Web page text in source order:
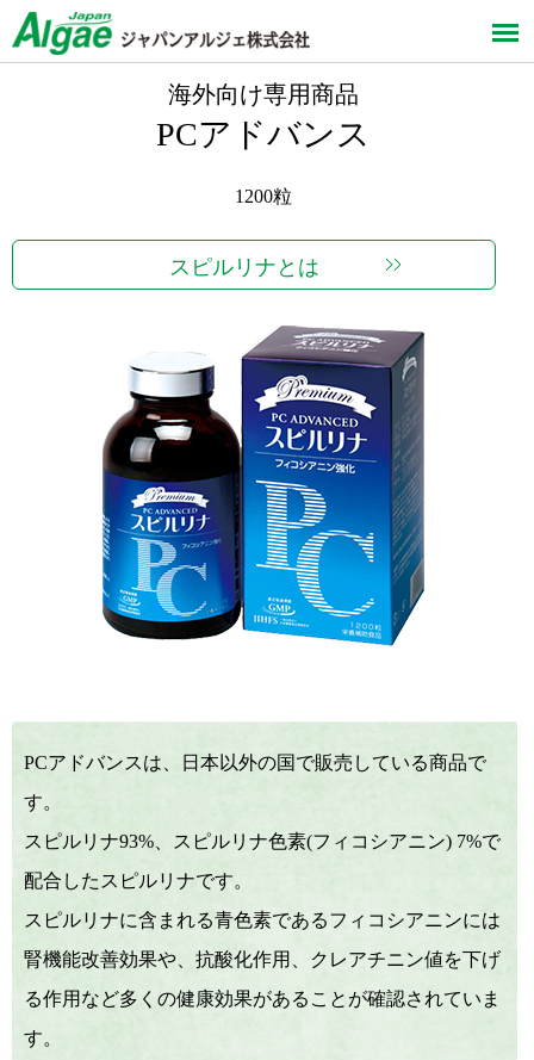
海外向け専用商品
PCアドバンス
1200粒
スピルリナとは
PCアドバンスは、日本以外の国で販売している商品で
す。
スピルリナ93%、スピルリナ色素(フィコシアニン) 7%で
配合したスピルリナです。
スピルリナに含まれる青色素であるフィコシアニンには
腎機能改善効果や、抗酸化作用、クレアチニン値を下げ
る作用など多くの健康効果があることが確認されていま
す。